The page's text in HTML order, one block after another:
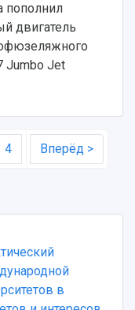
пополнил
двигатель
Jumbo Jet
4 Вперёд >
в